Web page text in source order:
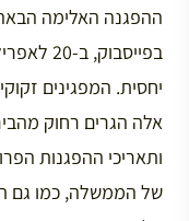
ההפגנה האלימה
יחסית. המפגינים
אלה הגרים רחוק
ותאריכי ההפגנות
של הממשלה, כמו גם